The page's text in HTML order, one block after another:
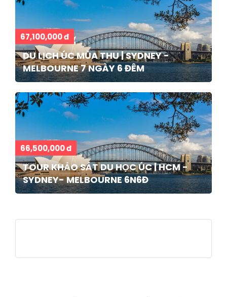
67,100,000 đ
DU LỊCH ÚC MÙA THU | SYDNEY -
MELBOURNE 7 NGÀY 6 ĐÊM
66,500,000 đ
TOUR KHẢO SÁT DU HỌC ÚC | HCM -
SYDNEY- MELBOURNE 6N6Đ